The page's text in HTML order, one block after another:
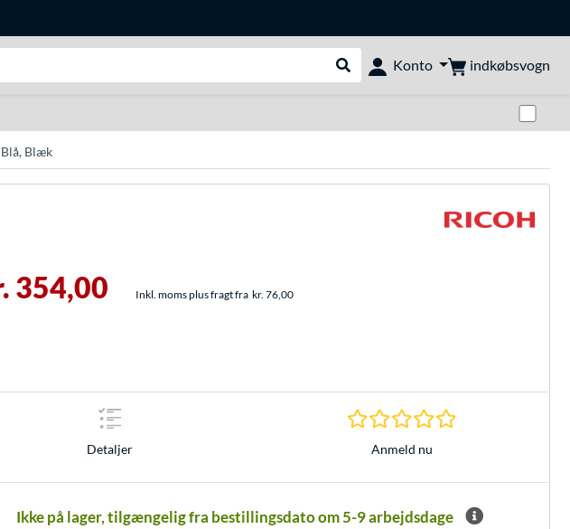
Udfør søgning
Konto indkøbsvogn
Blæk
354,00 Inkl. moms plus fragt fra kr. 76,00
Detaljer
0.0 Stjerner hos 0
Anmeld nu
Ikke på lager, tilgængelig fra bestillingsdato om 5-9 arbejdsdage